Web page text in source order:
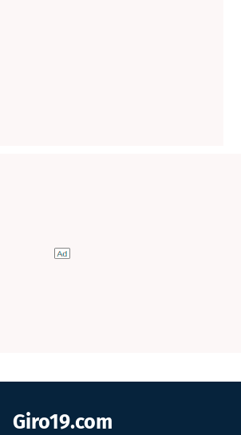
Giro19.com